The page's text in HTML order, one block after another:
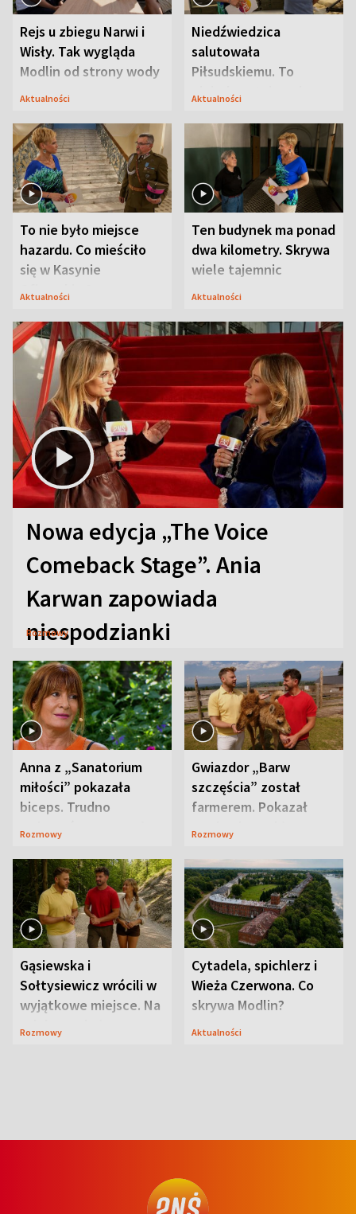
Rejs u zbiegu Narwi i
Wisły. Tak wygląda
Modlin od strony wody
Aktualności
Niedźwiedzica
salutowała
Piłsudskiemu. To
niejedyna tajemnica
Aktualności
To nie było miejsce
hazardu. Co mieściło
się w Kasynie
Oficerskim?
Aktualności
Ten budynek ma ponad
dwa kilometry. Skrywa
wiele tajemnic
Aktualności
Nowa edycja „The Voice
Comeback Stage”. Ania
Karwan zapowiada
niespodzianki
Rozmowy
Anna z „Sanatorium
miłości” pokazała
biceps. Trudno
uwierzyć, co przeszła
Rozmowy
Gwiazdor „Barw
szczęścia” został
farmerem. Pokazał
swoje niezwykłe
Rozmowy
Gąsiewska i
Sołtysiewicz wrócili w
wyjątkowe miejsce. Na
szlaku czekał
Rozmowy
Cytadela, spichlerz i
Wieża Czerwona. Co
skrywa Modlin?
Aktualności